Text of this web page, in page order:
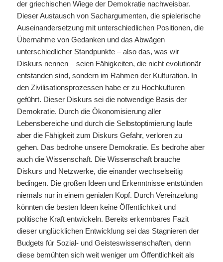
der griechischen Wiege der Demokratie nachweisbar.
Dieser Austausch von Sachargumenten, die spielerische
Auseinandersetzung mit unterschiedlichen Positionen, die
Übernahme von Gedanken und das Abwägen
unterschiedlicher Standpunkte – also das, was wir
Diskurs nennen – seien Fähigkeiten, die nicht evolutionär
entstanden sind, sondern im Rahmen der Kulturation. In
den Zivilisationsprozessen habe er zu Hochkulturen
geführt. Dieser Diskurs sei die notwendige Basis der
Demokratie. Durch die Ökonomisierung aller
Lebensbereiche und durch die Selbstoptimierung laufe
aber die Fähigkeit zum Diskurs Gefahr, verloren zu
gehen. Das bedrohe unsere Demokratie. Es bedrohe aber
auch die Wissenschaft. Die Wissenschaft brauche
Diskurs und Netzwerke, die einander wechselseitig
bedingen. Die großen Ideen und Erkenntnisse entstünden
niemals nur in einem genialen Kopf. Durch Vereinzelung
könnten die besten Ideen keine Öffentlichkeit und
politische Kraft entwickeln. Bereits erkennbares Fazit
dieser unglücklichen Entwicklung sei das Stagnieren der
Budgets für Sozial- und Geisteswissenschaften, denn
diese bemühten sich weit weniger um Öffentlichkeit als